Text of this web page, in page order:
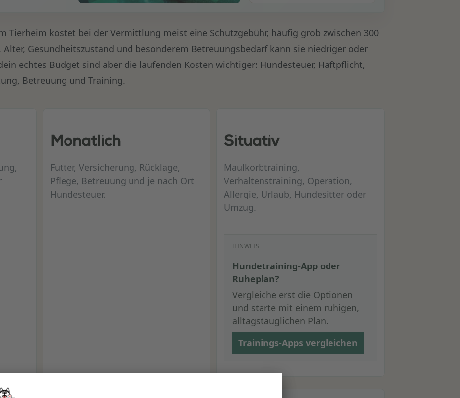
Tierheim kostet bei der Vermittlung meist eine Schutzgebühr, häufig grob zwischen 300
Alter, Gesundheitszustand und besonderem Betreuungsbedarf kann sie niedriger oder
echtes Budget sind aber die laufenden Kosten wichtiger: Hundesteuer, Haftpflicht,
Betreuung und Training.
Monatlich
Futter, Versicherung, Rücklage,
Pflege, Betreuung und je nach Ort
Hundesteuer.
Situativ
Maulkorbtraining,
Verhaltenstraining, Operation,
Allergie, Urlaub, Hundesitter oder
Umzug.
HINWEIS
Hundetraining-App oder
Ruheplan?
Vergleiche erst die Optionen
und starte mit einem ruhigen,
alltagstauglichen Plan.
Trainings-Apps vergleichen